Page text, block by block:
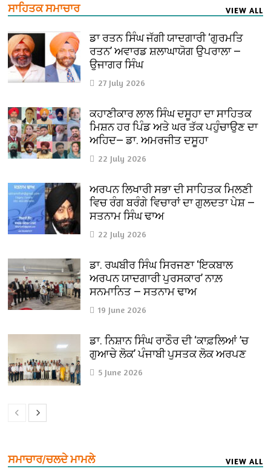
ਸਾਹਿਤਕ ਸਮਾਚਾਰ VIEW ALL
ਡਾ ਰਤਨ ਸਿੰਘ ਜੱਗੀ ਯਾਦਗਾਰੀ ‘ਗੁਰਮਤਿ
ਰਤਨ’ ਅਵਾਰਡ ਸ਼ਲਾਘਾਯੋਗ ਉਪਰਾਲਾ —
ਉਜਾਗਰ ਸਿੰਘ
27 July 2026
ਕਹਾਣੀਕਾਰ ਲਾਲ ਸਿੰਘ ਦਸੂਹਾ ਦਾ ਸਾਹਿਤਕ
ਮਿਸ਼ਨ ਹਰ ਪਿੰਡ ਅਤੇ ਘਰ ਤੱਕ ਪਹੁੰਚਾਉਣ ਦਾ
ਅਹਿਦ— ਡਾ. ਅਮਰਜੀਤ ਦਸੂਹਾ
22 July 2026
ਅਰਪਨ ਲਿਖਾਰੀ ਸਭਾ ਦੀ ਸਾਹਿਤਕ ਮਿਲਣੀ
ਵਿਚ ਰੰਗ ਬਰੰਗੇ ਵਿਚਾਰਾਂ ਦਾ ਗੁਲਦਤਾ ਪੇਸ਼ —
ਸਤਨਾਮ ਸਿੰਘ ਢਾਅ
22 July 2026
ਡਾ. ਰਘਬੀਰ ਸਿੰਘ ਸਿਰਜਣਾ ‘ਇਕਬਾਲ
ਅਰਪਨ ਯਾਦਗਾਰੀ ਪੁਰਸਕਾਰ’ ਨਾਲ਼
ਸਨਮਾਨਿਤ — ਸਤਨਾਮ ਢਾਅ
19 June 2026
ਡਾ. ਨਿਸ਼ਾਨ ਸਿੰਘ ਰਾਠੌਰ ਦੀ ‘ਕਾਫ਼ਲਿਆਂ ’ਚ
ਗੁਆਚੇ ਲੋਕ’ ਪੰਜਾਬੀ ਪੁਸਤਕ ਲੋਕ ਅਰਪਣ
5 June 2026
ਸਮਾਚਾਰ/ਚਲਦੇ ਮਾਮਲੇ VIEW ALL